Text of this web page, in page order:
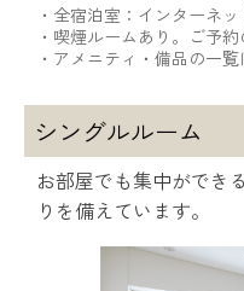
・全宿泊室：インターネ
・喫煙ルームあり。ご予
・アメニティ・備品の一覧
シングルルーム
お部屋でも集中ができ
りを備えています。